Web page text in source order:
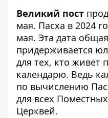
Великий пост
мая. Пасха в 2024
мая. Эта дата
придерживается
для тех, кто живет
календарю. Ведь
по вычислению
для всех
Церквей.